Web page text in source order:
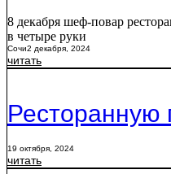
8 декабря шеф-повар
в четыре руки
Сочи2 декабря, 2024
читать
Ресторанную
19 октября, 2024
читать